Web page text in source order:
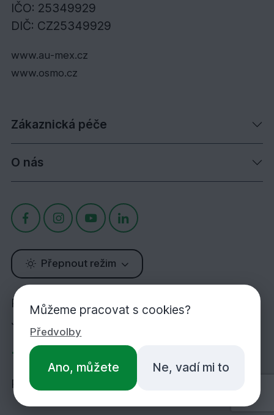
IČO: 25349929
DIČ: CZ25349929
www.au-mex.cz
www.osmo.cz
Zákaznická péče
O nás
Přepnout režim
Potřebujete poradit?
Jsme tu pro Vás!
+420 283 933 452
PO-PÁ 7:00-16:30
Můžeme pracovat s cookies?
Předvolby
Ano, můžete Ne, vadí mi to